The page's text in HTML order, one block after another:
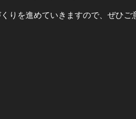
りを進めていきますので、ぜひご